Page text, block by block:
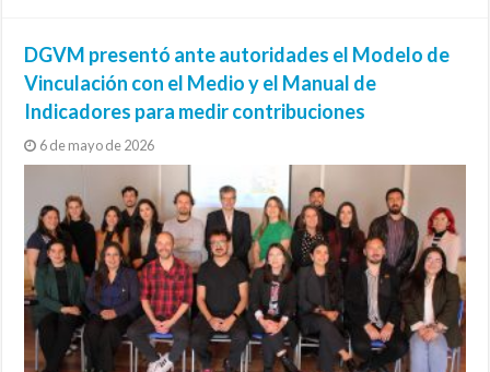
DGVM presentó ante autoridades el Modelo de
Vinculación con el Medio y el Manual de
Indicadores para medir contribuciones
6 de mayo de 2026